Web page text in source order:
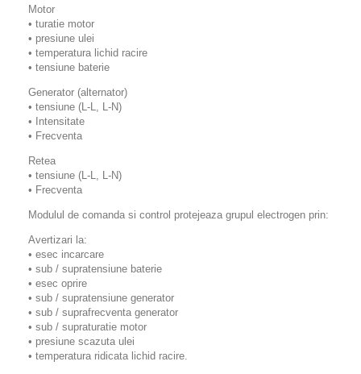
Motor
• turatie motor
• presiune ulei
• temperatura lichid racire
• tensiune baterie
Generator (alternator)
• tensiune (L-L, L-N)
• Intensitate
• Frecventa
Retea
• tensiune (L-L, L-N)
• Frecventa
Modulul de comanda si control protejeaza grupul electrogen prin:
Avertizari la:
• esec incarcare
• sub / supratensiune baterie
• esec oprire
• sub / supratensiune generator
• sub / suprafrecventa generator
• sub / supraturatie motor
• presiune scazuta ulei
• temperatura ridicata lichid racire.